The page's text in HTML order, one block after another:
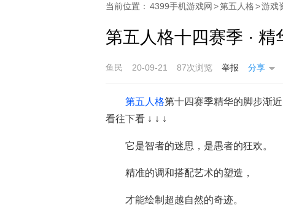
当前位置： 4399手机游戏网>第五人格>游戏
第五人格十四赛季 ·
鱼民 20-09-21 87次浏览 举报 分享
第五人格第十四赛季精华的脚步渐
看往下看 ↓ ↓ ↓
它是智者的迷思，是愚者的狂欢。
精准的调和搭配艺术的塑造，
才能绘制超越自然的奇迹。